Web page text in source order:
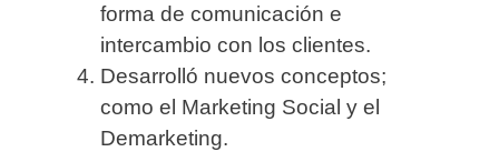
forma de comunicación e
intercambio con los clientes.
Desarrolló nuevos conceptos;
como el Marketing Social y el
Demarketing.